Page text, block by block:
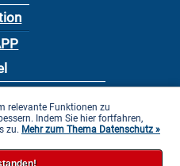
relevante Funktionen zu
Indem Sie hier fortfahren,
zu. Mehr zum Thema Datenschutz »